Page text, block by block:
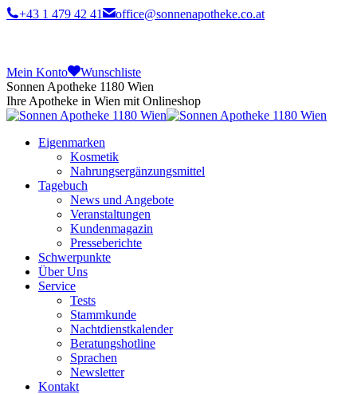
+43 1 479 42 41 office@sonnenapotheke.co.at
Mein Konto
Wunschliste
Sonnen Apotheke 1180 Wien
Ihre Apotheke in Wien mit Onlineshop
Eigenmarken
Kosmetik
Nahrungsergänzungsmittel
Tagebuch
News und Angebote
Veranstaltungen
Kundenmagazin
Presseberichte
Schwerpunkte
Über Uns
Service
Tests
Stammkunde
Nachtdienstkalender
Beratungshotline
Sprachen
Newsletter
Kontakt